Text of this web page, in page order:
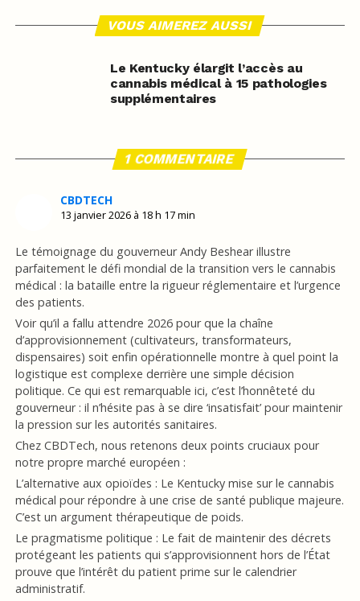
VOUS AIMEREZ AUSSI
Le Kentucky élargit l’accès au
cannabis médical à 15 pathologies
supplémentaires
1 COMMENTAIRE
CBDTECH
13 janvier 2026 à 18 h 17 min
Le témoignage du gouverneur Andy Beshear illustre
parfaitement le défi mondial de la transition vers le cannabis
médical : la bataille entre la rigueur réglementaire et l’urgence
des patients.
Voir qu’il a fallu attendre 2026 pour que la chaîne
d’approvisionnement (cultivateurs, transformateurs,
dispensaires) soit enfin opérationnelle montre à quel point la
logistique est complexe derrière une simple décision
politique. Ce qui est remarquable ici, c’est l’honnêteté du
gouverneur : il n’hésite pas à se dire ‘insatisfait’ pour maintenir
la pression sur les autorités sanitaires.
Chez CBDTech, nous retenons deux points cruciaux pour
notre propre marché européen :
L’alternative aux opioïdes : Le Kentucky mise sur le cannabis
médical pour répondre à une crise de santé publique majeure.
C’est un argument thérapeutique de poids.
Le pragmatisme politique : Le fait de maintenir des décrets
protégeant les patients qui s’approvisionnent hors de l’État
prouve que l’intérêt du patient prime sur le calendrier
administratif.